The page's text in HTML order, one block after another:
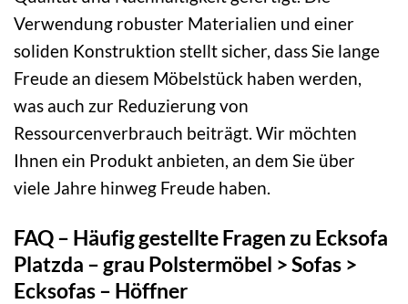
Verwendung robuster Materialien und einer
soliden Konstruktion stellt sicher, dass Sie lange
Freude an diesem Möbelstück haben werden,
was auch zur Reduzierung von
Ressourcenverbrauch beiträgt. Wir möchten
Ihnen ein Produkt anbieten, an dem Sie über
viele Jahre hinweg Freude haben.
FAQ – Häufig gestellte Fragen zu Ecksofa
Platzda – grau Polstermöbel > Sofas >
Ecksofas – Höffner